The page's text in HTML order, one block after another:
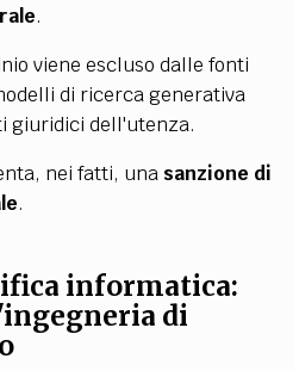
.
viene escluso dalle fonti
di ricerca generativa
giuridici dell'utenza.
nei fatti, una sanzione di
.
informatica:
di